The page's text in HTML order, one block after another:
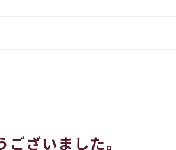
メリカのインポー
ざいました。